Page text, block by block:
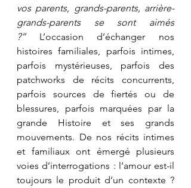
vos parents, grands-parents, arrière-
grands-parents se sont aimés
?” L’occasion d’échanger nos
histoires familiales, parfois intimes,
parfois mystérieuses, parfois des
patchworks de récits concurrents,
parfois sources de fiertés ou de
blessures, parfois marquées par la
grande Histoire et ses grands
mouvements. De nos récits intimes
et familiaux ont émergé plusieurs
voies d’interrogations : l’amour est-il
toujours le produit d’un contexte ?